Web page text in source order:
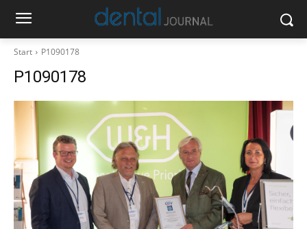
Start P1090178
P1090178